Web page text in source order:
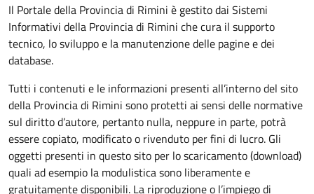
Il Portale della Provincia di Rimini è gestito dai Sistemi
Informativi della Provincia di Rimini che cura il supporto
tecnico, lo sviluppo e la manutenzione delle pagine e dei
database.
Tutti i contenuti e le informazioni presenti all’interno del sito
della Provincia di Rimini sono protetti ai sensi delle normative
sul diritto d’autore, pertanto nulla, neppure in parte, potrà
essere copiato, modificato o rivenduto per fini di lucro. Gli
oggetti presenti in questo sito per lo scaricamento (download)
quali ad esempio la modulistica sono liberamente e
gratuitamente disponibili. La riproduzione o l’impiego di